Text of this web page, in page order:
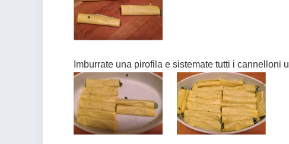
Imburrate una pirofila e sistemate tutti i cannelloni